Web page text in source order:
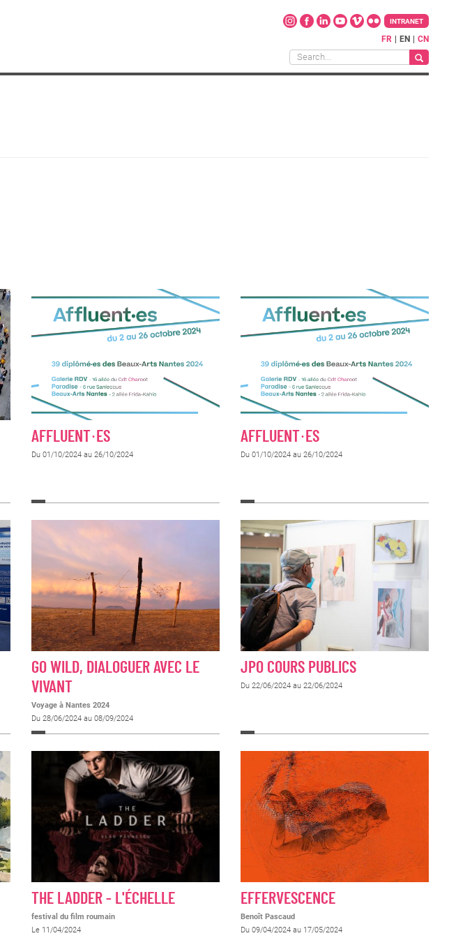
FR EN CN
INTRANET
AFFLUENT·ES
Du 01/10/2024 au 26/10/2024
AFFLUENT·ES
Du 01/10/2024 au 26/10/2024
GO WILD, DIALOGUER AVEC LE
VIVANT
Voyage à Nantes 2024
Du 28/06/2024 au 08/09/2024
JPO COURS PUBLICS
Du 22/06/2024 au 22/06/2024
THE LADDER - L'ÉCHELLE
festival du film roumain
Le 11/04/2024
EFFERVESCENCE
Benoît Pascaud
Du 09/04/2024 au 17/05/2024